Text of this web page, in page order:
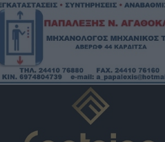
στην Περιφερειακή Επιτροπή
Θεσσαλίας
5 Αυγούστου 2026, 12:45
ΑΔΕΔΥ Καρδίτσας: "Κάτω τα
χέρια από τον πρόεδρο του
Εργατικού Κέντρου Λάρισας!"
5 Αυγούστου 2026, 12:16
Κριάρι τραυμάτισε σοβαρά